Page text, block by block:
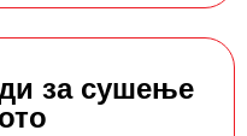
за сушење